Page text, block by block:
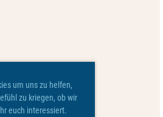
um uns zu helfen,
zu kriegen, ob wir
euch interessiert.